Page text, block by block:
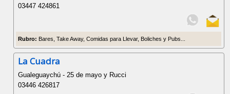
03447 424861
Rubro: Bares, Take Away, Comidas para Llevar, Boliches y Pubs...
La Cuadra
Gualeguaychú - 25 de mayo y Rucci
03446 426817